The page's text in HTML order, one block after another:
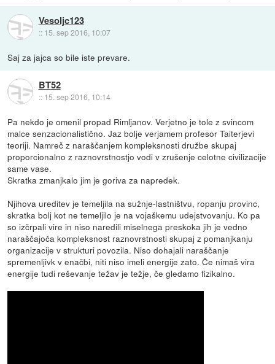
Vesoljc123
:: 15. sep 2016, 10:07
Saj za jajca so bile iste prevare.
BT52
:: 15. sep 2016, 10:14
Pa nekdo je omenil propad Rimljanov. Verjetno je tole z svincom
malce senzacionalistično. Jaz bolje verjamem profesor Taiterjevi
teoriji. Namreč z naraščanjem kompleksnosti družbe skupaj
proporcionalno z raznovrstnostjo vodi v zrušenje celotne civilizacije
same vase.
Skratka zmanjkalo jim je goriva za napredek.
Njihova ureditev je temeljila na sužnje-lastništvu, ropanju provinc,
skratka bolj kot ne temeljilo je na vojaškemu udejstvovanju. Ko pa
so izčrpali vire in niso naredili miselnega preskoka jih je vedno
naraščajoča kompleksnost raznovrstnosti skupaj z pomanjkanju
organizacije v strukturi povozila. Niso dohajali naraščanje
spremenljivk v enačbi, niti niso imeli energije zato. Če nimaš vira
energije tudi reševanje težav je težje, če gledamo fizikalno.